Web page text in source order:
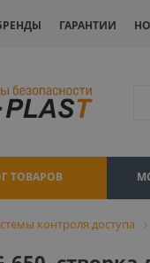
ГАРАНТИИ
ТОВАРОВ
контроля доступа